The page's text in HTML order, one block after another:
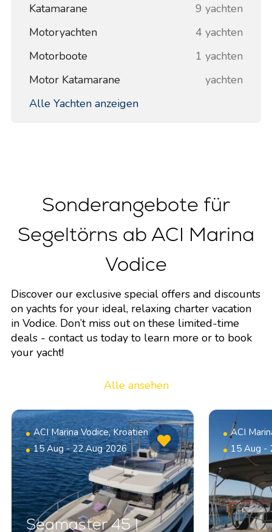
Katamarane
9 yachten
Motoryachten
4 yachten
Motorboote
1 yachten
Motor Katamarane
yachten
Alle Yachten anzeigen
Sonderangebote für
Segeltörns ab ACI Marina
Vodice
Discover our exclusive special offers and discounts
on yachts for your ideal, relaxing charter vacation
in Vodice. Don’t miss out on these limited-time
deals - contact us today to learn more or to book
your yacht!
Alle ansehen
ACI Marina Vodice, Kroatien
15 Aug - 22 Aug 2026
Seamaster 45 |
ACI
15 Aug -